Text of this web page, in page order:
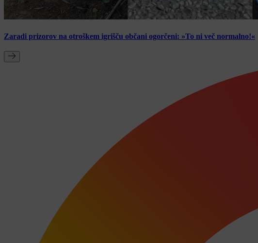
Zaradi prizorov na otroškem igrišču občani ogorčeni: »To ni več normalno!«